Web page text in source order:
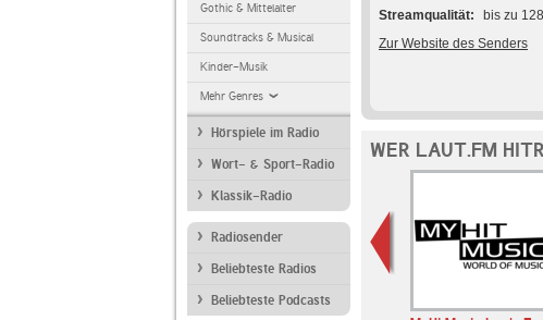
Gothic & Mittelalter
Soundtracks & Musical
Kinder-Musik
Mehr Genres
Hörspiele im Radio
Wort- & Sport-Radio
Klassik-Radio
Radiosender
Beliebteste Radios
Beliebteste Podcasts
Streamqualität
bis zu
Zur Website des Senders
WER LAUT.FM